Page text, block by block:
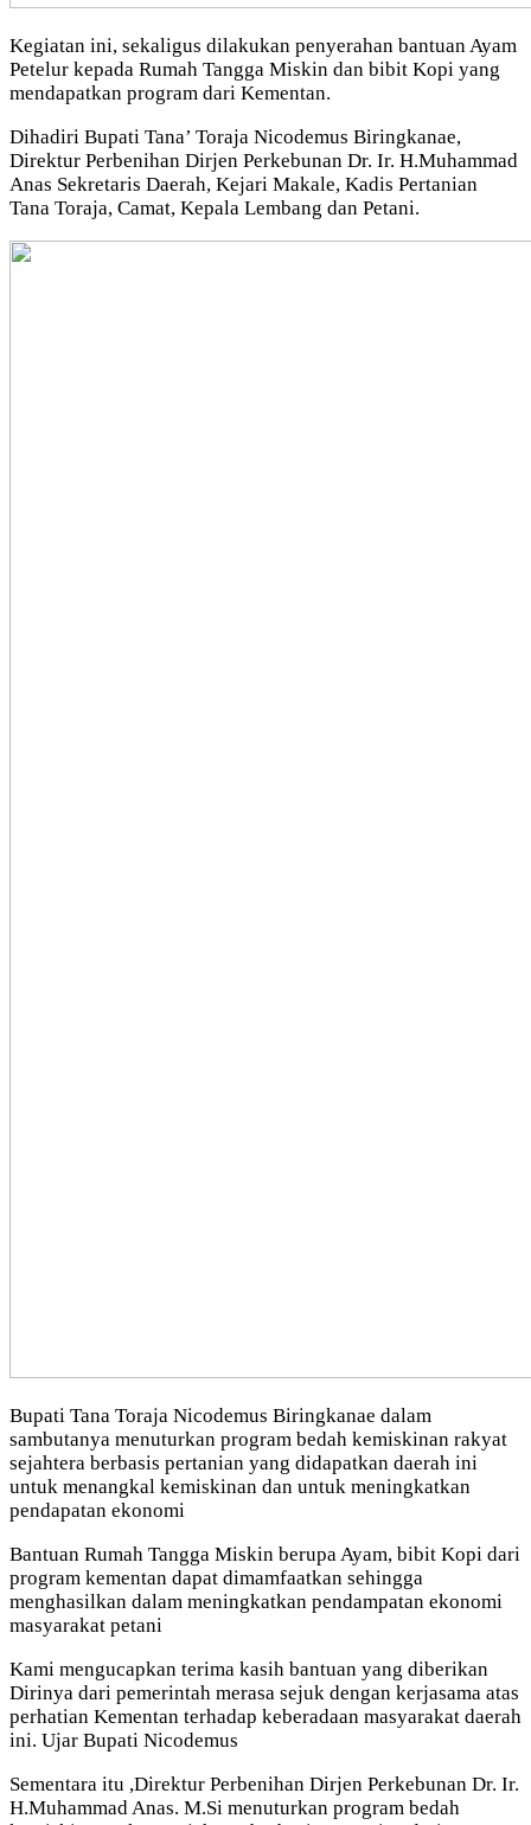
Kegiatan ini, sekaligus dilakukan penyerahan bantuan Ayam
Petelur kepada Rumah Tangga Miskin dan bibit Kopi yang
mendapatkan program dari Kementan.
Dihadiri Bupati Tana’ Toraja Nicodemus Biringkanae,
Direktur Perbenihan Dirjen Perkebunan Dr. Ir. H.Muhammad
Anas Sekretaris Daerah, Kejari Makale, Kadis Pertanian
Tana Toraja, Camat, Kepala Lembang dan Petani.
Bupati Tana Toraja Nicodemus Biringkanae dalam
sambutanya menuturkan program bedah kemiskinan rakyat
sejahtera berbasis pertanian yang didapatkan daerah ini
untuk menangkal kemiskinan dan untuk meningkatkan
pendapatan ekonomi
Bantuan Rumah Tangga Miskin berupa Ayam, bibit Kopi dari
program kementan dapat dimamfaatkan sehingga
menghasilkan dalam meningkatkan pendampatan ekonomi
masyarakat petani
Kami mengucapkan terima kasih bantuan yang diberikan
Dirinya dari pemerintah merasa sejuk dengan kerjasama atas
perhatian Kementan terhadap keberadaan masyarakat daerah
ini. Ujar Bupati Nicodemus
Sementara itu ,Direktur Perbenihan Dirjen Perkebunan Dr. Ir.
H.Muhammad Anas. M.Si menuturkan program bedah